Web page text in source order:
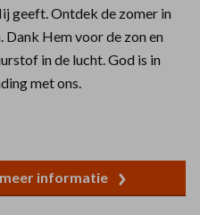
geeft. Ontdek de zomer in
Hem voor de zon en
in de lucht. God is in
met ons.
informatie